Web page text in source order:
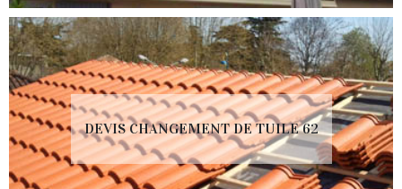
DEVIS CHANGEMENT DE TUILE 62